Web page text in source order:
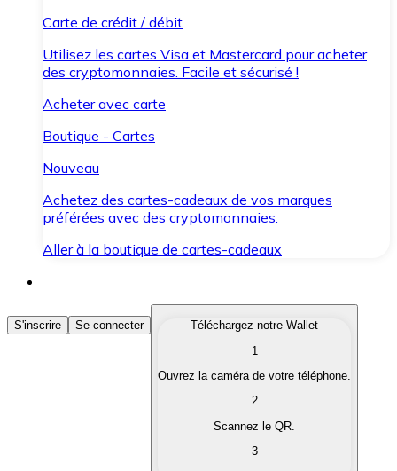
Carte de crédit / débit
Utilisez les cartes Visa et Mastercard pour acheter
des cryptomonnaies. Facile et sécurisé !
Acheter avec carte
Boutique - Cartes
Nouveau
Achetez des cartes-cadeaux de vos marques
préférées avec des cryptomonnaies.
Aller à la boutique de cartes-cadeaux
Acheter des Cryptomonnaies
Achetez les cryptomonnaies qui vous intéressent
Convertissez vos cryptomonnaies en monnaie
S'inscrire Se connecter
Téléchargez notre Wallet
1
Ouvrez la caméra de votre téléphone.
2
Scannez le QR.
3